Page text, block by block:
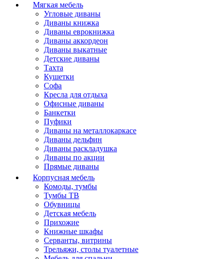
Мягкая мебель
Угловые диваны
Диваны книжка
Диваны еврокнижка
Диваны аккордеон
Диваны выкатные
Детские диваны
Тахта
Кушетки
Софа
Кресла для отдыха
Офисные диваны
Банкетки
Пуфики
Диваны на металлокаркасе
Диваны дельфин
Диваны раскладушка
Диваны по акции
Прямые диваны
Корпусная мебель
Комоды, тумбы
Тумбы ТВ
Обувницы
Детская мебель
Прихожие
Книжные шкафы
Серванты, витрины
Трельяжи, столы туалетные